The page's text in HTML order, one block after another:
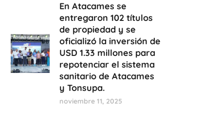
En Atacames se
entregaron 102 títulos
de propiedad y se
oficializó la inversión de
USD 1.33 millones para
repotenciar el sistema
sanitario de Atacames
y Tonsupa.
noviembre 11, 2025